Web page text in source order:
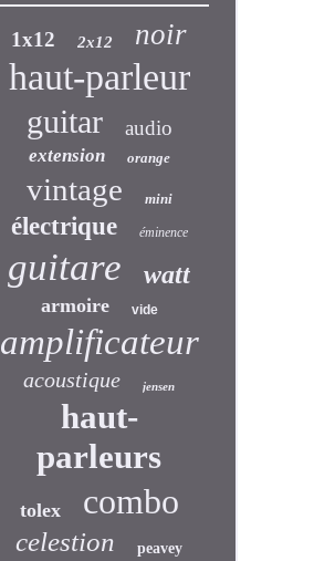
1x12 2x12 noir
haut-parleur
guitar audio
extension orange
vintage mini
électrique éminence
guitare watt
armoire vide
amplificateur
acoustique jensen
haut-
parleurs
tolex combo
celestion peavey